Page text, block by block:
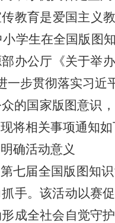
教育是爱国主义
小学生在全国版图
办公厅《关于举
一步贯彻落实习
的国家版图意识
将相关事项通知如
确活动意义
七届全国版图知
手。该活动以赛
成全社会自觉守